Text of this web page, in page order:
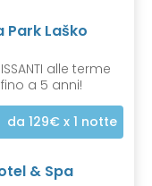
Park Laško
alle terme
a 5 anni!
da 129€ x 1 notte
& Spa